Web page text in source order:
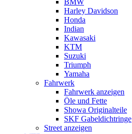
BMW
Harley Davidson
Honda
Indian
Kawasaki
KTM
Suzuki
Triumph
Yamaha
Fahrwerk
Fahrwerk anzeigen
Öle und Fette
Showa Originalteile
SKF Gabeldichtringe
Street anzeigen